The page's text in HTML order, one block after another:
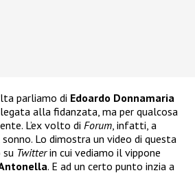
parliamo di Edoardo Donnamaria
alla fidanzata, ma per qualcosa
L’ex volto di Forum, infatti, a
Lo dimostra un video di questa
su Twitterin cui vediamo il vippone
. E ad un certo punto inzia a